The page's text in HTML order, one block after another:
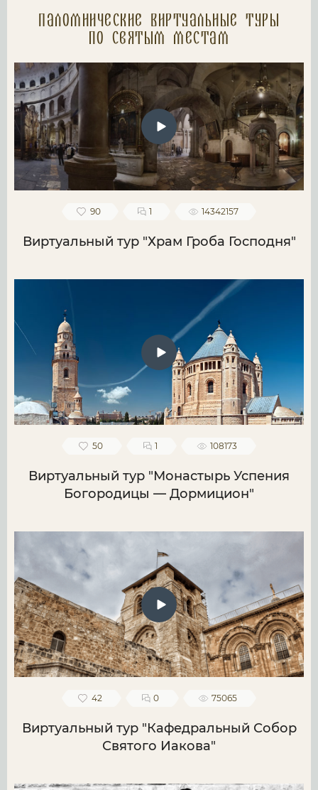
Паломнические Виртуальные туры
по святым местам
90 1 14342157
Виртуальный тур "Храм Гроба Господня"
50 1 108173
Виртуальный тур "Монастырь Успения
Богородицы — Дормицион"
42 0 75065
Виртуальный тур "Кафедральный Собор
Святого Иакова"